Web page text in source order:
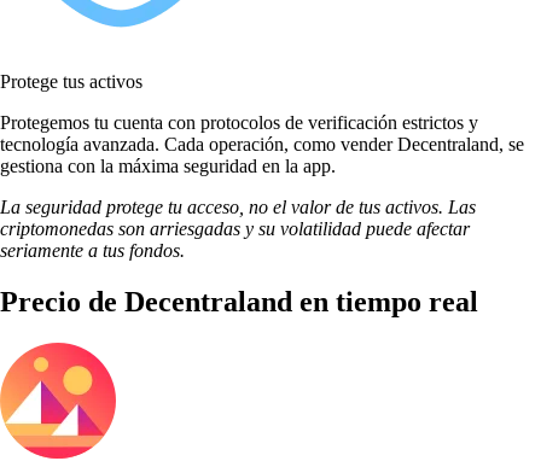
Protege tus activos
Protegemos tu cuenta con protocolos de verificación estrictos y
tecnología avanzada. Cada operación, como vender Decentraland, se
gestiona con la máxima seguridad en la app.
La seguridad protege tu acceso, no el valor de tus activos. Las
criptomonedas son arriesgadas y su volatilidad puede afectar
seriamente a tus fondos.
Precio de Decentraland en tiempo real